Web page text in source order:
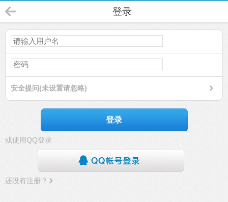
登录
安全提问(未设置请忽略)
登录
或使用QQ登录
还没有注册？